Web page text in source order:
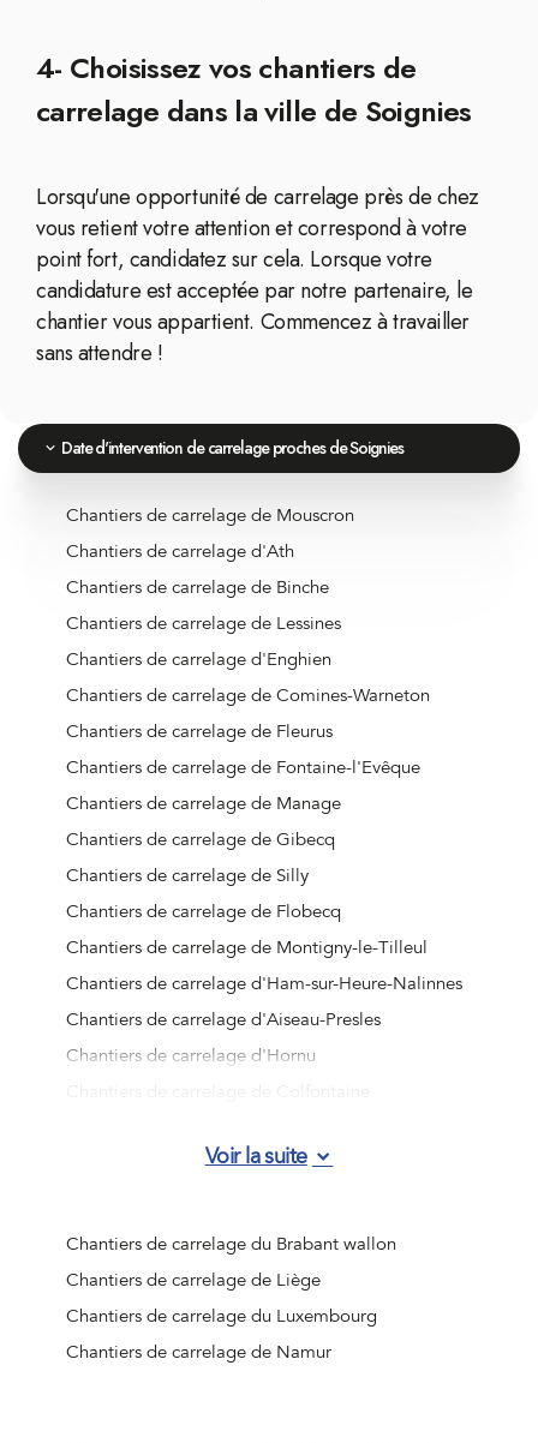
4- Choisissez vos chantiers de
carrelage dans la ville de Soignies
Lorsqu'une opportunité de carrelage près de chez
vous retient votre attention et correspond à votre
point fort, candidatez sur cela. Lorsque votre
candidature est acceptée par notre partenaire, le
chantier vous appartient. Commencez à travailler
sans attendre !
Date d'intervention de carrelage proches de Soignies
Chantiers de carrelage de Mouscron
Chantiers de carrelage d'Ath
Chantiers de carrelage de Binche
Chantiers de carrelage de Lessines
Chantiers de carrelage d'Enghien
Chantiers de carrelage de Comines-Warneton
Chantiers de carrelage de Fleurus
Chantiers de carrelage de Fontaine-l'Evêque
Chantiers de carrelage de Manage
Chantiers de carrelage de Gibecq
Chantiers de carrelage de Silly
Chantiers de carrelage de Flobecq
Chantiers de carrelage de Montigny-le-Tilleul
Chantiers de carrelage d'Ham-sur-Heure-Nalinnes
Chantiers de carrelage d'Aiseau-Presles
Chantiers de carrelage d'Hornu
Chantiers de carrelage d'Honnelles
Chantiers de carrelage d'Ellezelles
Chantiers de carrelage de Courcelles
Chantiers de carrelage de Mainvault
Chantiers de carrelage d'Ellezelles
Voir la suite
Chantiers de carrelage du Brabant wallon
Chantiers de carrelage de Liège
Chantiers de carrelage du Luxembourg
Chantiers de carrelage de Namur